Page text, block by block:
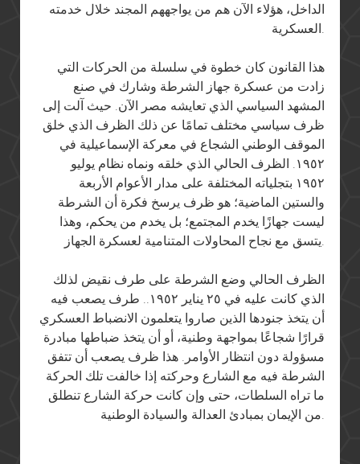
الداخل، هؤلاء الآن هم من يواجههم المجند خلال خدمته
هذا القانون كان خطوة في سلسلة من الحركات التي
زادت من عسكرة جهاز الشرطة وشارك في صنع
المشهد السياسي الذي تعايشه مصر الآن. حيث آلت إلى
ظرف سياسي مختلف تمامًا عن ذلك الظرف الذي خلق
الموقف الوطني الشجاع في معركة الإسماعيلية في
١٩٥٢. الظرف الحالي الذي خلقه ونماه نظام يوليو
١٩٥٢ بتجلياته المختلفة على مدار الأعوام الأربعة
والستين الماضية؛ هو ظرف يرسخ فكرة أن الشرطة
ليست جهازًا يخدم المجتمع؛ بل يخدم من يحكم، وهذا
الظرف الحالي وضع الشرطة على طرف نقيض لذلك
الذي كانت عليه في ٢٥ يناير ١٩٥٢.. طرف يصعب فيه
أن يتخذ جنودها الذين صاروا يتعلمون الانضباط العسكري
قرارًا شجاعًا بمواجهة وطنية، أو أن يتخذ ضباطها مبادرة
مسؤولة دون انتظار الأوامر. هذا ظرف يصعب أن تتفق
الشرطة فيه مع الشارع وحركته إذا خالفت تلك الحركة
ما تراه السلطات، حتى وإن كانت حركة الشارع تنطلق